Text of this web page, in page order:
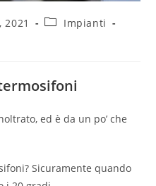
2021
Impianti
ed è da un po’ che
Sicuramente quando